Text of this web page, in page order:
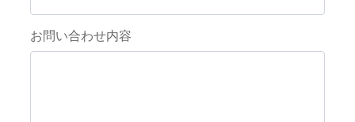
お問い合わせ内容